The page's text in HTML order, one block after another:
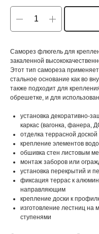
Саморез флюгель для
закаленной
Этот тип самореза
стальное основание как во
также подходит для
обрешетке, и для
установка декоративно-
каркас (вагонка, фанера,
отделка террасной доской
крепление элементов
обшивка стен листовым
монтаж заборов или
установка перекрытий и
фиксация террас к
направляющим
крепление доски к
изготовление лестниц на
ступенями